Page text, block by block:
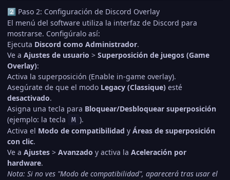
2️⃣ Paso 2: Configuración de Discord Overlay
El menú del software utiliza la interfaz de Discord para
mostrarse. Configúralo así:
Ejecuta Discord como Administrador.
Ve a Ajustes de usuario > Superposición de juegos (Game
Overlay):
Activa la superposición (Enable in-game overlay).
Asegúrate de que el modo Legacy (Classique) esté
desactivado.
Asigna una tecla para Bloquear/Desbloquear superposición
(ejemplo: la tecla
M ).
Activa el Modo de compatibilidad y Áreas de superposición
con clic.
Ve a Ajustes > Avanzado y activa la Aceleración por
hardware.
Nota: Si no ves "Modo de compatibilidad", aparecerá tras usar el